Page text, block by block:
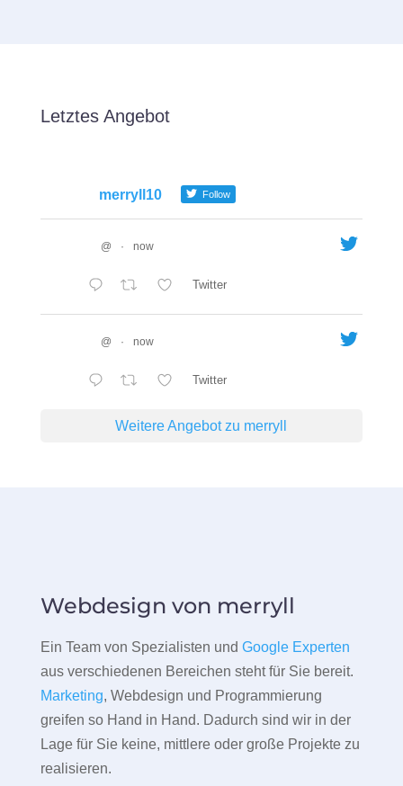
Letztes Angebot
merryll10 Follow
@ · now
Twitter
@ · now
Twitter
Weitere Angebot zu merryll
Webdesign von merryll
Ein Team von Spezialisten und Google Experten
aus verschiedenen Bereichen steht für Sie bereit.
Marketing, Webdesign und Programmierung
greifen so Hand in Hand. Dadurch sind wir in der
Lage für Sie keine, mittlere oder große Projekte zu
realisieren.